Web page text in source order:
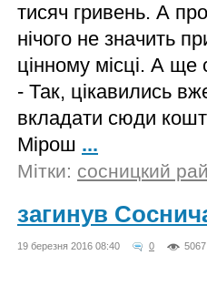
тисяч гривень. А
нічого не значить
цінному місці. А ще
- Так, цікавились
вкладати сюди
Мірош ...
Мітки: сосницкий
загинув
19 березня 2016 08:40 0 5067